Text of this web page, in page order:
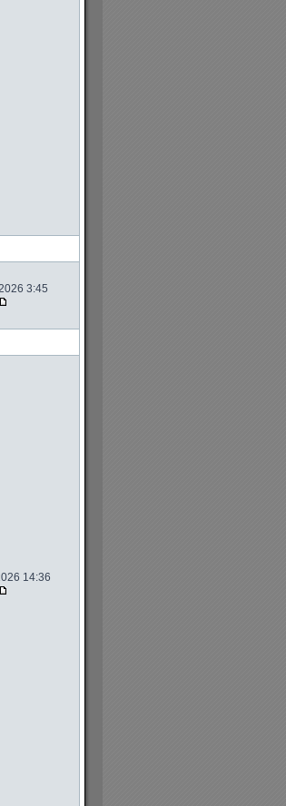
3:45
14:36